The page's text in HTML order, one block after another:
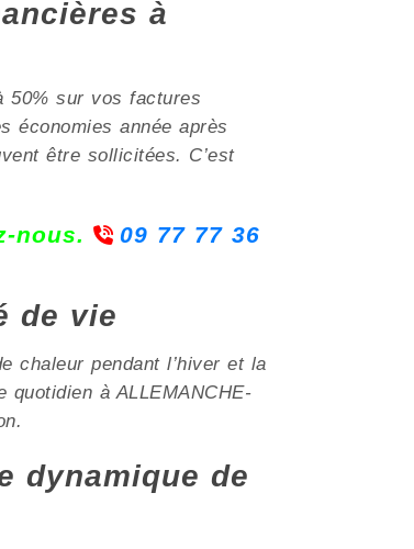
à
50% sur vos factures
économies année après
être sollicitées. C’est
nous.
09 77 77 36
de vie
chaleur pendant l’hiver et la
à ALLEMANCHE-
dynamique de